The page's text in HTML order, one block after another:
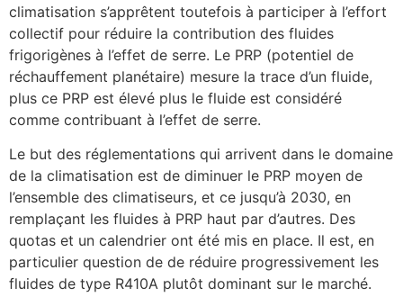
climatisation s’apprêtent toutefois à participer à l’effort
collectif pour réduire la contribution des fluides
frigorigènes à l’effet de serre. Le PRP (potentiel de
réchauffement planétaire) mesure la trace d’un fluide,
plus ce PRP est élevé plus le fluide est considéré
comme contribuant à l’effet de serre.
Le but des réglementations qui arrivent dans le domaine
de la climatisation est de diminuer le PRP moyen de
l’ensemble des climatiseurs, et ce jusqu’à 2030, en
remplaçant les fluides à PRP haut par d’autres. Des
quotas et un calendrier ont été mis en place. Il est, en
particulier question de de réduire progressivement les
fluides de type R410A plutôt dominant sur le marché.